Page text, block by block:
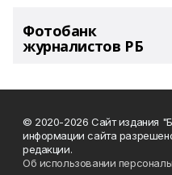
Фотобанк
журналистов РБ
© 2020-2026 Сайт издания
информации сайта
редакции.
Об использовании